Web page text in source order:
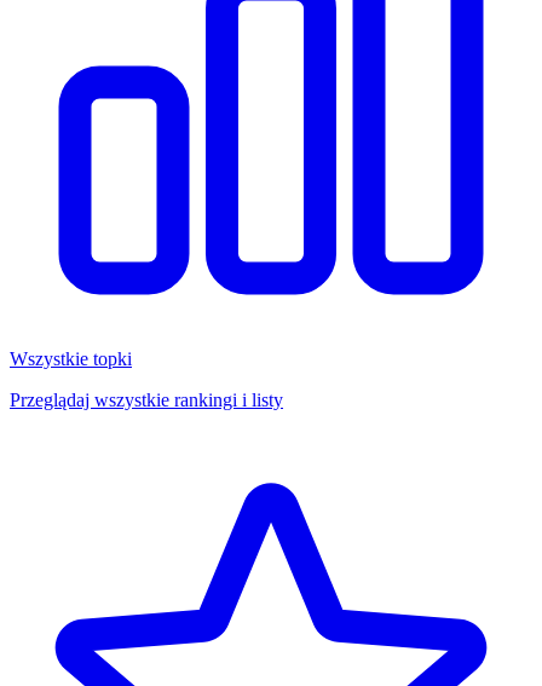
Wszystkie topki
Przeglądaj wszystkie rankingi i listy